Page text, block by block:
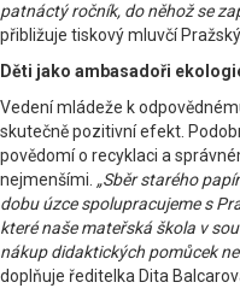
patnáctý ročník, do něhož se
přibližuje tiskový mluvčí
Děti jako ambasadoři
Vedení mládeže k
skutečně pozitivní efekt.
povědomí o recyklaci a
nejmenšími. „Sběr starého
dobu úzce spolupracujeme s
které naše mateřská škola v
nákup didaktických pomůcek
doplňuje ředitelka Dita